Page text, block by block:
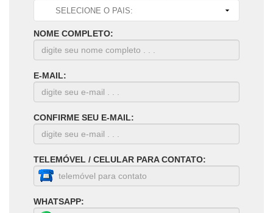
NOME COMPLETO:
E-MAIL:
CONFIRME SEU E-MAIL:
TELEMÓVEL / CELULAR PARA CONTATO:
WHATSAPP: